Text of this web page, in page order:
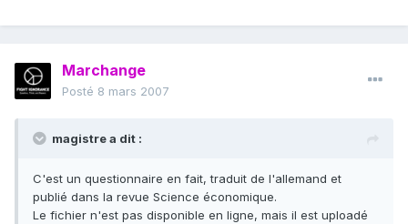
Marchange
Posté 8 mars 2007
magistre a dit :
C'est un questionnaire en fait, traduit de l'allemand et
publié dans la revue Science économique.
Le fichier n'est pas disponible en ligne, mais il est uploadé